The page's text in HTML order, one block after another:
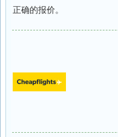
正确的报价。